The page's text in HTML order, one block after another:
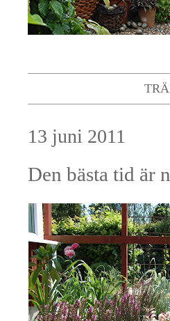
13 juni 2011
Den bästa tid är